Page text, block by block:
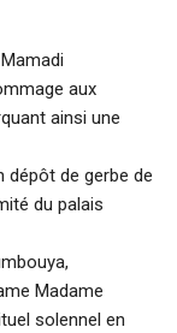
aux
ainsi une
dépôt de gerbe de
du palais
Madame
solennel en